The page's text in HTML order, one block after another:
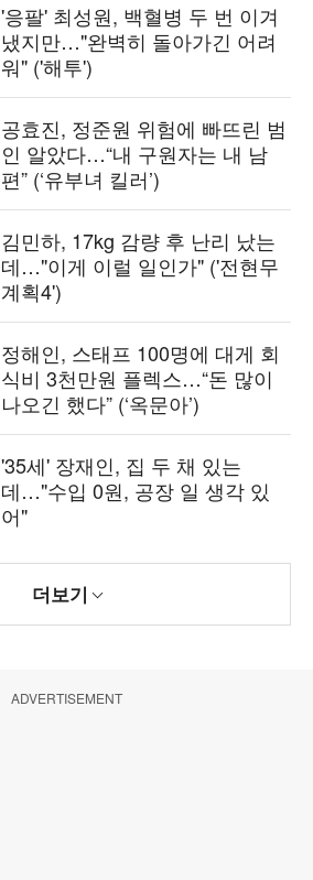
'응팔' 최성원, 백혈병 두 번 이겨
냈지만…"완벽히 돌아가긴 어려
워" ('해투')
공효진, 정준원 위험에 빠뜨린 범
인 알았다…“내 구원자는 내 남
편” (‘유부녀 킬러’)
김민하, 17kg 감량 후 난리 났는
데…"이게 이럴 일인가" ('전현무
계획4')
정해인, 스태프 100명에 대게 회
식비 3천만원 플렉스…“돈 많이
나오긴 했다” (‘옥문아’)
'35세' 장재인, 집 두 채 있는
데…"수입 0원, 공장 일 생각 있
어"
더보기
ADVERTISEMENT